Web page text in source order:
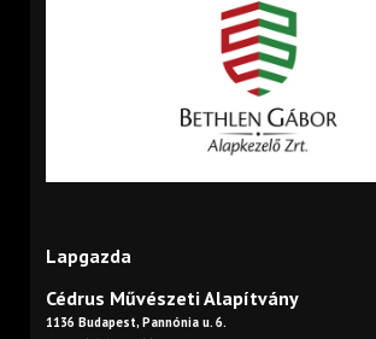
Lapgazda
Cédrus Művészeti Alapítvány
1136 Budapest, Pannónia u. 6.